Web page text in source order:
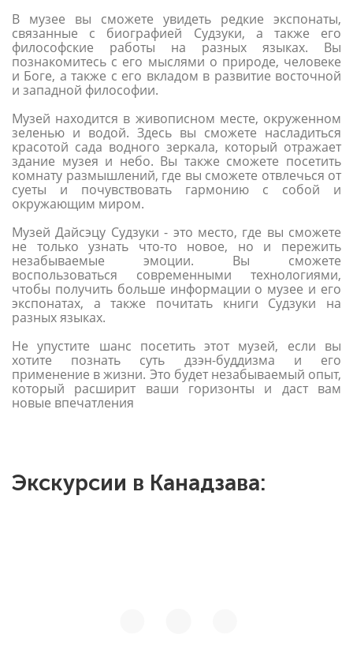
В музее вы сможете увидеть редкие экспонаты,
связанные с биографией Судзуки, а также его
философские работы на разных языках. Вы
познакомитесь с его мыслями о природе, человеке
и Боге, а также с его вкладом в развитие восточной
и западной философии.
Музей находится в живописном месте, окруженном
зеленью и водой. Здесь вы сможете насладиться
красотой сада водного зеркала, который отражает
здание музея и небо. Вы также сможете посетить
комнату размышлений, где вы сможете отвлечься от
суеты и почувствовать гармонию с собой и
окружающим миром.
Музей Дайсэцу Судзуки - это место, где вы сможете
не только узнать что-то новое, но и пережить
незабываемые эмоции. Вы сможете
воспользоваться современными технологиями,
чтобы получить больше информации о музее и его
экспонатах, а также почитать книги Судзуки на
разных языках.
Не упустите шанс посетить этот музей, если вы
хотите познать суть дзэн-буддизма и его
применение в жизни. Это будет незабываемый опыт,
который расширит ваши горизонты и даст вам
новые впечатления
Экскурсии в Канадзава: